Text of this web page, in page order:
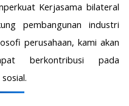
Kerjasama bilateral
pembangunan industri
perusahaan, kami akan
berkontribusi pada